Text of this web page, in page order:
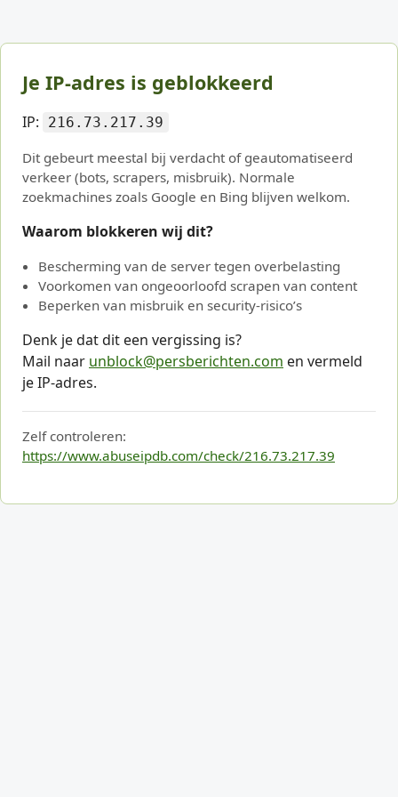
Je IP-adres is geblokkeerd
IP: 216.73.217.39
Dit gebeurt meestal bij verdacht of geautomatiseerd
verkeer (bots, scrapers, misbruik). Normale
zoekmachines zoals Google en Bing blijven welkom.
Waarom blokkeren wij dit?
Bescherming van de server tegen overbelasting
Voorkomen van ongeoorloofd scrapen van content
Beperken van misbruik en security-risico’s
Denk je dat dit een vergissing is?
Mail naar unblock@persberichten.com en vermeld
je IP-adres.
Zelf controleren:
https://www.abuseipdb.com/check/216.73.217.39